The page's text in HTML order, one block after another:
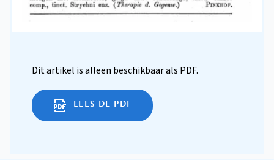
Dit artikel is alleen beschikbaar als PDF.
LEES DE PDF